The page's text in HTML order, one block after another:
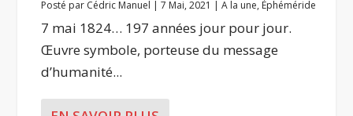
Posté par Cédric Manuel |7 Mai, 2021 |A la une, Éphéméride
7 mai 1824… 197 années jour pour jour.
Œuvre symbole, porteuse du message
d’humanité...